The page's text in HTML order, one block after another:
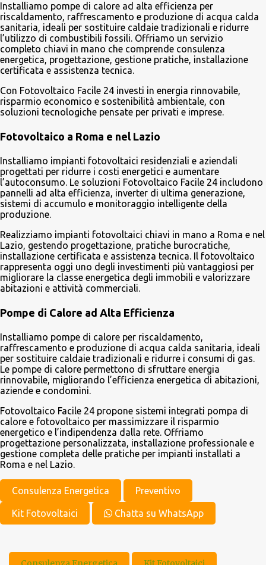
Installiamo pompe di calore ad alta efficienza per
riscaldamento, raffrescamento e produzione di acqua calda
sanitaria, ideali per sostituire caldaie tradizionali e ridurre
l’utilizzo di combustibili fossili. Offriamo un servizio
completo chiavi in mano che comprende consulenza
energetica, progettazione, gestione pratiche, installazione
certificata e assistenza tecnica.
Con Fotovoltaico Facile 24 investi in energia rinnovabile,
risparmio economico e sostenibilità ambientale, con
soluzioni tecnologiche pensate per privati e imprese.
Fotovoltaico a Roma e nel Lazio
Installiamo impianti fotovoltaici residenziali e aziendali
progettati per ridurre i costi energetici e aumentare
l’autoconsumo. Le soluzioni Fotovoltaico Facile 24 includono
pannelli ad alta efficienza, inverter di ultima generazione,
sistemi di accumulo e monitoraggio intelligente della
produzione.
Realizziamo impianti fotovoltaici chiavi in mano a Roma e nel
Lazio, gestendo progettazione, pratiche burocratiche,
installazione certificata e assistenza tecnica. Il fotovoltaico
rappresenta oggi uno degli investimenti più vantaggiosi per
migliorare la classe energetica degli immobili e valorizzare
abitazioni e attività commerciali.
Pompe di Calore ad Alta Efficienza
Installiamo pompe di calore per riscaldamento,
raffrescamento e produzione di acqua calda sanitaria, ideali
per sostituire caldaie tradizionali e ridurre i consumi di gas.
Le pompe di calore permettono di sfruttare energia
rinnovabile, migliorando l’efficienza energetica di abitazioni,
aziende e condomìni.
Fotovoltaico Facile 24 propone sistemi integrati pompa di
calore e fotovoltaico per massimizzare il risparmio
energetico e l’indipendenza dalla rete. Offriamo
progettazione personalizzata, installazione professionale e
gestione completa delle pratiche per impianti installati a
Roma e nel Lazio.
Consulenza Energetica Preventivo
Kit Fotovoltaici Chatta su WhatsApp